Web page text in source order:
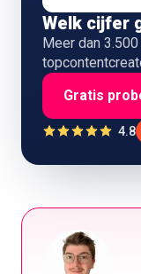
Welk cijfer
Meer dan
Gratis
4.8